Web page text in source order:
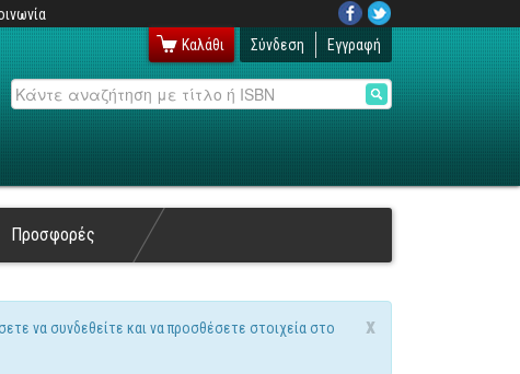
Καλάθι
Σύνδεση Εγγραφή
Αναζήτηση
Προσφορές
x
να συνδεθείτε και να προσθέσετε στοιχεία στο